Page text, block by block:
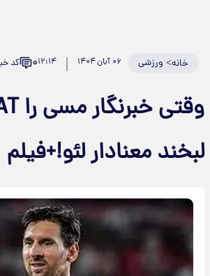
خانه>ورزشی ۰۶ آبان ۱۴۰۴ ۱۲:۱۴۰ کد خبر: 948577
معنا‌دار لئو!+فیلم